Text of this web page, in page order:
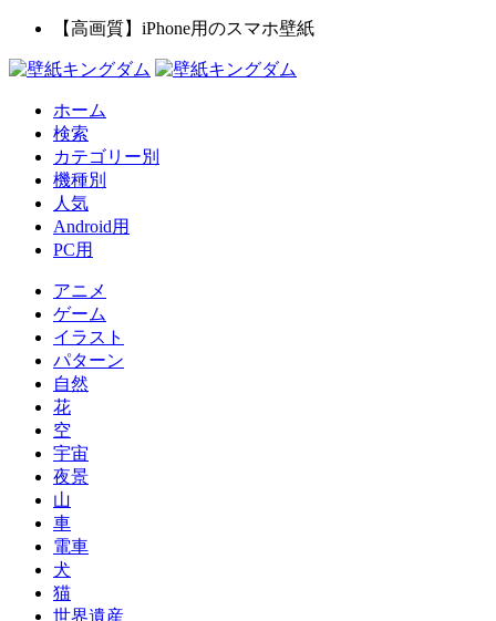
【高画質】iPhone用のスマホ壁紙
ホーム
検索
カテゴリー別
機種別
人気
Android用
PC用
アニメ
ゲーム
イラスト
パターン
自然
花
空
宇宙
夜景
山
車
電車
犬
猫
世界遺産